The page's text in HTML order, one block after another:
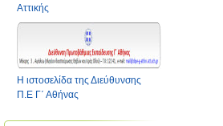
Αττικής
Η ιστοσελίδα της Διεύθυνσης
Π.Ε Γ΄ Αθήνας